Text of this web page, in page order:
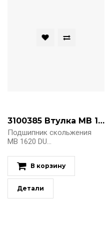
3100385 Втулка MB 1620 DU
Подшипник скольжения
MB 1620 DU...
В корзину
Детали